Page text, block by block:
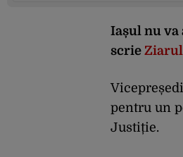
Iașul nu va
scrie Ziarul
pentru un
Justiție.